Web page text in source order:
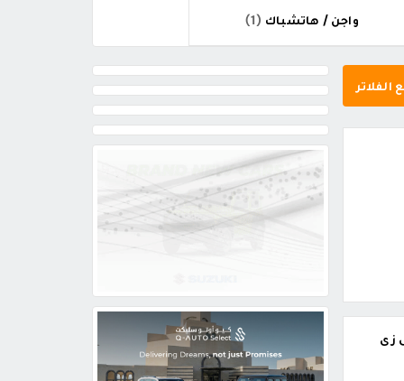
واجن / هاتشباك (1)
الفلاتر